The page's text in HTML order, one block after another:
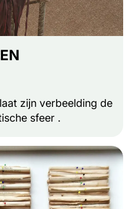
zijn verbeelding de
sfeer .